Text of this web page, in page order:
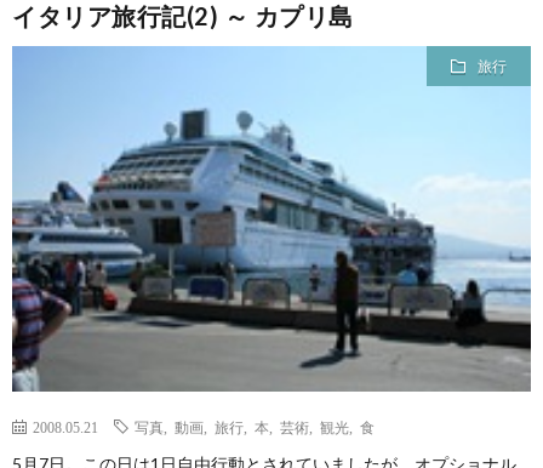
ジ
ト
グ
散
歩
の
ブ
イタリア旅行記(2) ～ カプリ島
旅行
2008.05.21 写真 動画 旅行 本 芸術 観光 食